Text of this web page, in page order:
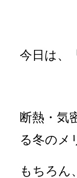
今日は、
断熱・気
る冬のメ
もちろん